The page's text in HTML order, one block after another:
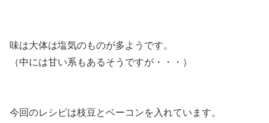
味は大体は塩気のものが多ようです。
（中には甘い系もあるそうですが・・・）
今回のレシピは枝豆とベーコンを入れています。